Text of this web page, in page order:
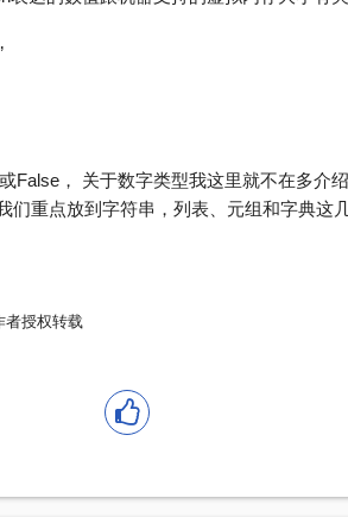
False， 关于数字类型我这里就不在多介
们重点放到字符串，列表、元组和字典这
者授权转载